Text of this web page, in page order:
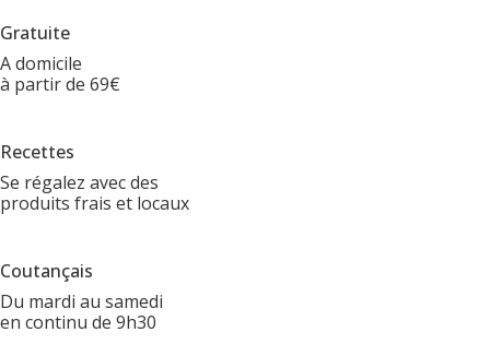
Gratuite
A domicile
à partir de 69€
Recettes
Se régalez avec des
produits frais et locaux
Coutançais
Du mardi au samedi
en continu de 9h30